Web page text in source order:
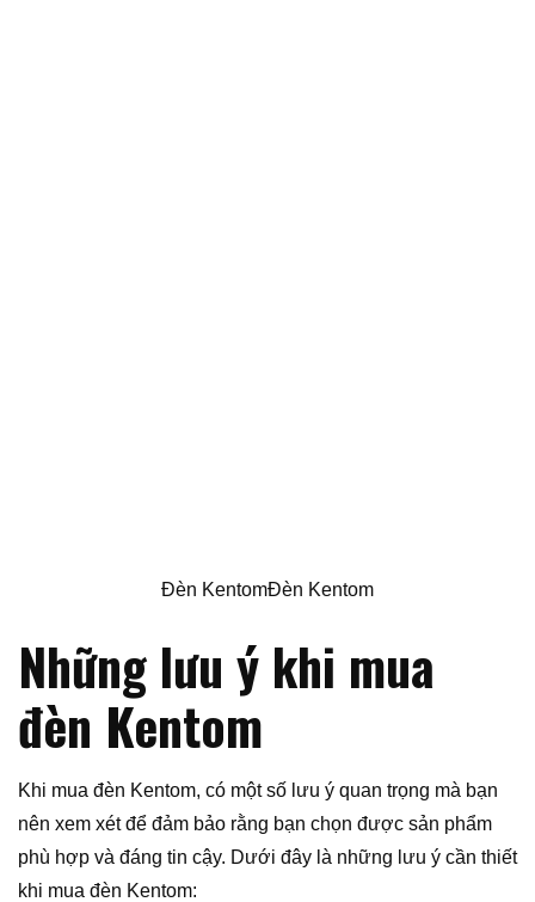
Đèn KentomĐèn Kentom
Những lưu ý khi mua
đèn Kentom
Khi mua đèn Kentom, có một số lưu ý quan trọng mà bạn
nên xem xét để đảm bảo rằng bạn chọn được sản phẩm
phù hợp và đáng tin cậy. Dưới đây là những lưu ý cần thiết
khi mua đèn Kentom: